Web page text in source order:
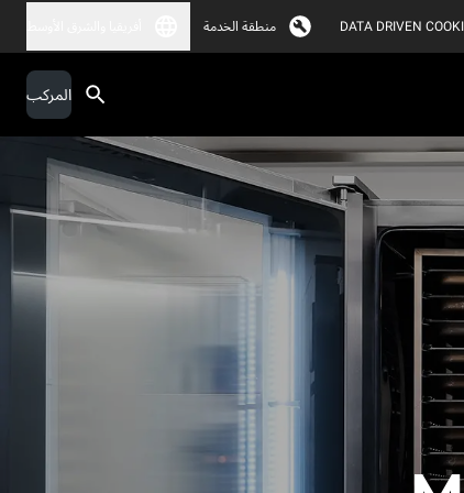
DATA DRIVEN منطقة الخدمة
المركب